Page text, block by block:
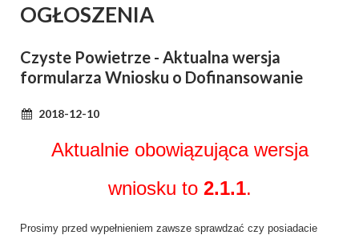
OGŁOSZENIA
Czyste Powietrze - Aktualna wersja
formularza Wniosku o Dofinansowanie
2018-12-10
Aktualnie obowiązująca wersja
wniosku to 2.1.1.
Prosimy przed wypełnieniem zawsze sprawdzać czy posiadacie